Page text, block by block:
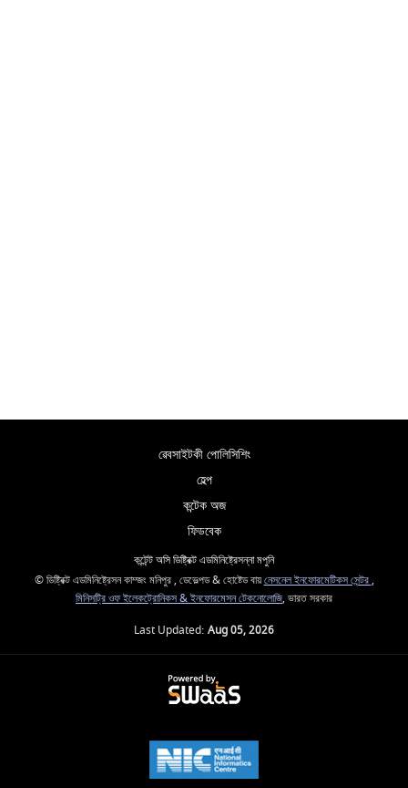
ৱেবসাইটকী পোলিসিশিং
হেল্প
কন্টেক অজ
ফিডবেক
কন্টেন্ট অসি ডিষ্ট্রিক্ট এডমিনিষ্ট্রেসন্না মপুনি
© ডিষ্ট্রিক্ট এডমিনিষ্ট্রেসন কাম্জং মনিপুর , ডেভেল্পড & হোষ্টেড বায়নেসনেল ইনফোরমেটিকস সেন্টর,
মিনিসট্রি ওফ ইলেকট্রোনিকস & ইনফোরমেসন টেকনোলোজি, ভারত সরকার
Last Updated: Aug 05, 2026